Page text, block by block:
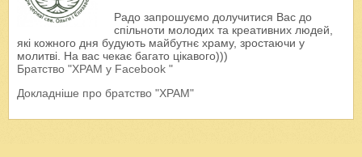
Радо запрошуємо долучитися Вас до
спільноти молодих та креативних людей,
які кожного дня будують майбутнє храму, зростаючи у
молитві. На вас чекає багато цікавого)))
Братство "ХРАМ у Facebook "
Докладніше про братство "ХРАМ"